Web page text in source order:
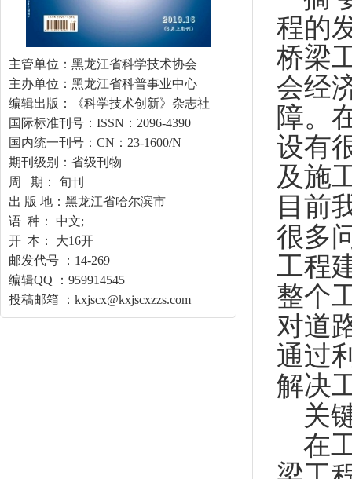
主管单位：黑龙江省科学技术协会
主办单位：黑龙江省科普事业中心
编辑出版：《科学技术创新》杂志社
国际标准刊号：ISSN：2096-4390
国内统一刊号：CN：23-1600/N
期刊级别：省级刊物
周 期： 旬刊
出 版 地：黑龙江省哈尔滨市
语 种： 中文;
开 本： 大16开
邮发代号 ：14-269
编辑QQ ：959914545
投稿邮箱 ：kxjscx@kxjscxzzs.com
程的
桥梁
会经
障。
设有
及施
目前
很多
工程
整个
对道
通过
解决
关
在